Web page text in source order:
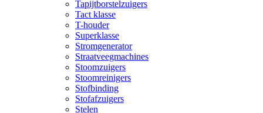
Tapijtborstelzuigers
Tact klasse
T-houder
Superklasse
Stromgenerator
Straatveegmachines
Stoomzuigers
Stoomreinigers
Stofbinding
Stofafzuigers
Stelen